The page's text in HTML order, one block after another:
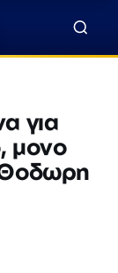
για
μονο
Θοδωρη